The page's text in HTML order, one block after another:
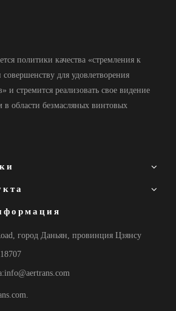
политики качества «стремления к
для удовлетворения
и стремится реализовать свое видение
в области безмасляных винтовых
город Даньян, провинция Цзянсу
info@aertrans.com